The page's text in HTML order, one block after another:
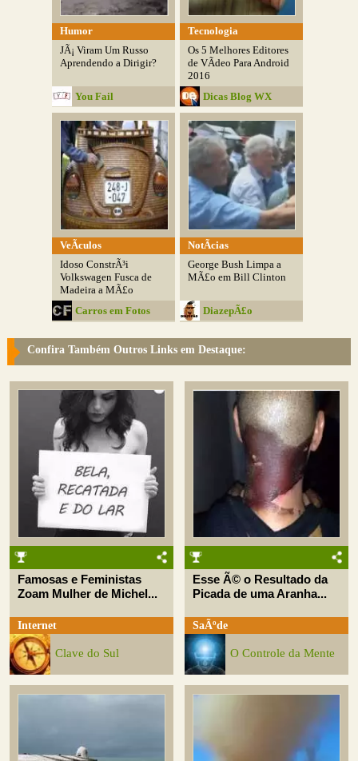
Humor
JÃ¡ Viram Um Russo
Aprendendo a Dirigir?
You Fail
Tecnologia
Os 5 Melhores Editores
de VÃ­deo Para Android
2016
Dicas Blog WX
VeÃ­culos
Idoso ConstrÃ³i
Volkswagen Fusca de
Madeira a MÃ£o
Carros em Fotos
NotÃ­cias
George Bush Limpa a
MÃ£o em Bill Clinton
DiazepÃ£o
Confira Também Outros Links em Destaque:
Famosas e Feministas
Zoam Mulher de Michel...
Internet
Clave do Sul
Esse Ã© o Resultado da
Picada de uma Aranha...
SaÃºde
O Controle da Mente